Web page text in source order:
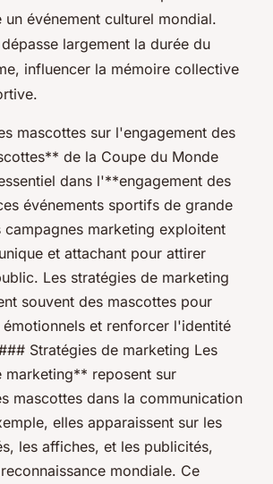
un événement culturel mondial.
largement la durée du
influencer la mémoire collective
mascottes sur l'engagement des
de la Coupe du Monde
dans l'**engagement des
événements sportifs de grande
campagnes marketing exploitent
et attachant pour attirer
Les stratégies de marketing
souvent des mascottes pour
et renforcer l'identité
Stratégies de marketing Les
marketing** reposent sur
mascottes dans la communication
elles apparaissent sur les
les affiches, et les publicités,
mondiale. Ce